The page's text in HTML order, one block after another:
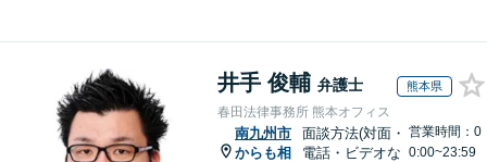
井手 俊輔 弁護士 熊本県
春田法律事務所 熊本オフィス
南九州市
からも相
面談方法(対面・
電話・ビデオな
営業時間：0
0:00~23:59